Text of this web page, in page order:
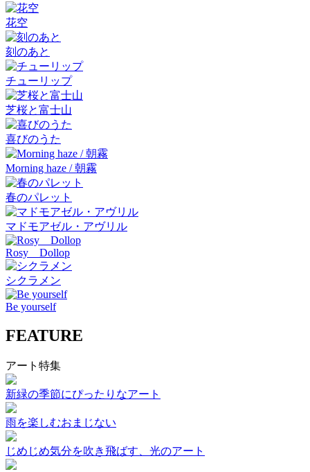
花空
刻のあと
チューリップ
芝桜と富士山
喜びのうた
Morning haze / 朝霧
春のパレット
マドモアゼル・アヴリル
Rosy Dollop
シクラメン
Be yourself
FEATURE
アート特集
新緑の季節にぴったりなアート
雨を楽しむおまじない
じめじめ気分を吹き飛ばす、光のアート